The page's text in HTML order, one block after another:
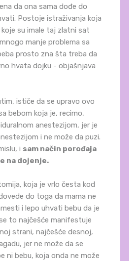
da ona sama dođe do
Postoje istraživanja koja
koje su imale taj zlatni sat
manje problema sa
prosto zna šta treba da
hvata dojku - objašnjava
ističe da se upravo ovo
bebom koja je, recimo,
anestezijom, jer je
i ne može da puzi.
i sam način porođaja
na dojenje.
koja je vrlo česta kod
do toga da mama ne
i lepo uhvati bebu da je
to najčešće manifestuje
strani, najčešće desnoj,
jer ne može da se
ni bebu, koja onda ne može